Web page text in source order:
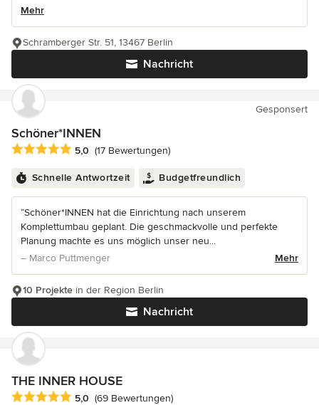
Mehr
Nachricht
Schramberger Str. 51, 13467 Berlin
Gesponsert
Schöner*INNEN
Durchschnittliche Bewertung: 5 von 5 Sternen
5,0 (17 Bewertungen)
Schnelle Antwortzeit Budgetfreundlich
“Schöner*INNEN hat die Einrichtung nach unserem
Komplettumbau geplant. Die geschmackvolle und perfekte
Planung machte es uns möglich unser neu...
– Marco Puttmenger
Mehr
Nachricht
10 Projekte in der Region Berlin
THE INNER HOUSE
Durchschnittliche Bewertung: 5 von 5 Sternen
5,0 (69 Bewertungen)